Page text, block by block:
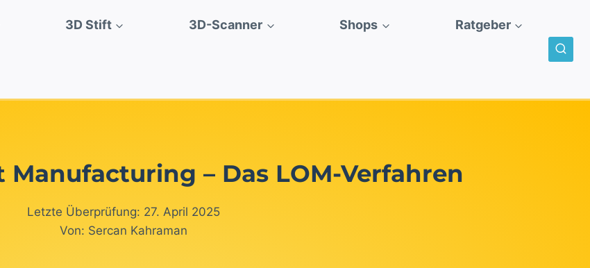
3D Stift 3D-Scanner Shops Ratgeber
– Das LOM-Verfahren
Letzte Überprüfung: 27. April 2025
Von: Sercan Kahraman